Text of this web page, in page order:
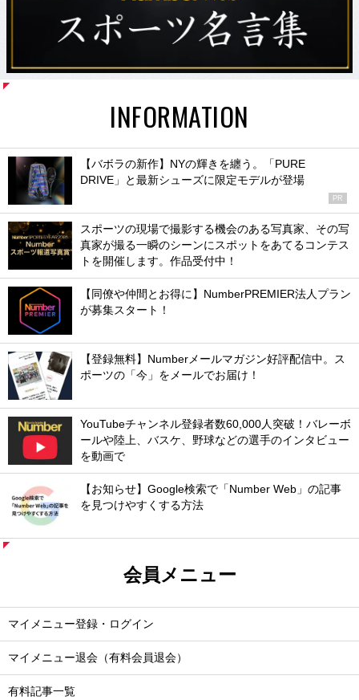
INFORMATION
【バボラの新作】NYの輝きを纏う。「PURE
DRIVE」と最新シューズに限定モデルが登場
PR
スポーツの現場で撮影する機会のある写真家、その写
真家が撮る一瞬のシーンにスポットをあてるコンテス
トを開催します。作品受付中！
【同僚や仲間とお得に】NumberPREMIER法人プラン
が募集スタート！
【登録無料】Numberメールマガジン好評配信中。ス
ポーツの「今」をメールでお届け！
YouTubeチャンネル登録者数60,000人突破！バレーボ
ールや陸上、バスケ、野球などの選手のインタビュー
を動画で
【お知らせ】Google検索で「Number Web」の記事
を見つけやすくする方法
会員メニュー
マイメニュー登録・ログイン
マイメニュー退会（有料会員退会）
有料記事一覧